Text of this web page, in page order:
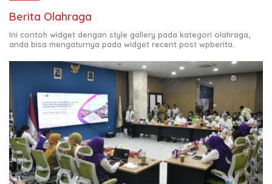
Berita Olahraga
Ini contoh widget dengan style gallery pada kategori olahraga,
anda bisa mengaturnya pada widget recent post wpberita.